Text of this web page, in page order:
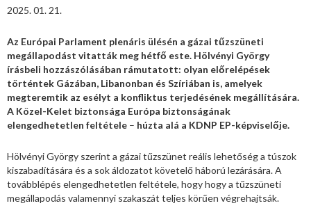
2025. 01. 21.
Az Európai Parlament plenáris ülésén a gázai tűzszüneti
megállapodást vitatták meg hétfő este. Hölvényi György
írásbeli hozzászólásában rámutatott: olyan előrelépések
történtek Gázában, Libanonban és Szíriában is, amelyek
megteremtik az esélyt a konfliktus terjedésének megállítására.
A Közel-Kelet biztonsága Európa biztonságának
elengedhetetlen feltétele – húzta alá a KDNP EP-képviselője.
Hölvényi György szerint a gázai tűzszünet reális lehetőség a túszok
kiszabadítására és a sok áldozatot követelő háború lezárására. A
továbblépés elengedhetetlen feltétele, hogy hogy a tűzszüneti
megállapodás valamennyi szakaszát teljes körűen végrehajtsák.